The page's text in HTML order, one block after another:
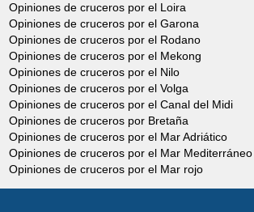
Opiniones de cruceros por el Loira
Opiniones de cruceros por el Garona
Opiniones de cruceros por el Rodano
Opiniones de cruceros por el Mekong
Opiniones de cruceros por el Nilo
Opiniones de cruceros por el Volga
Opiniones de cruceros por el Canal del Midi
Opiniones de cruceros por Bretaña
Opiniones de cruceros por el Mar Adriático
Opiniones de cruceros por el Mar Mediterráneo
Opiniones de cruceros por el Mar rojo